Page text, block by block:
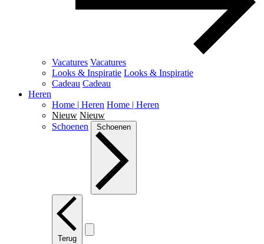
Vacatures Vacatures
Looks & Inspiratie Looks & Inspiratie
Cadeau Cadeau
Heren
Home | Heren Home | Heren
Nieuw Nieuw
Schoenen
Schoenen
Terug